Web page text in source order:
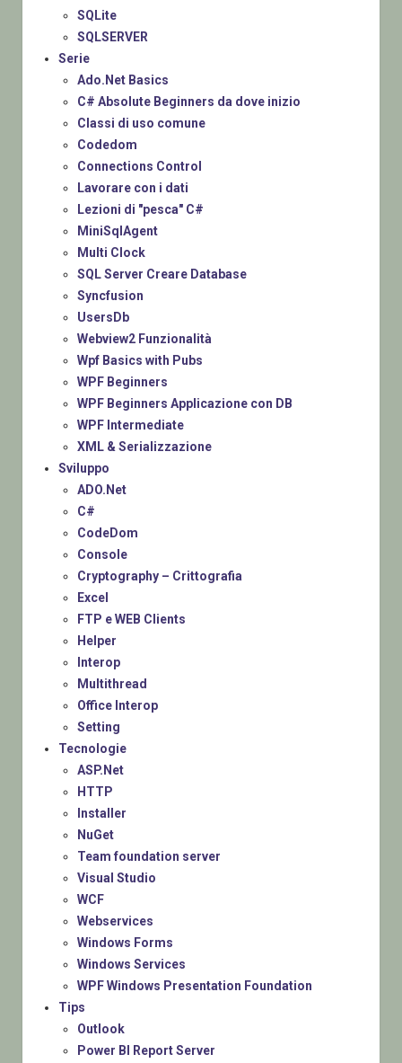
SQLite
SQLSERVER
Serie
Ado.Net Basics
C# Absolute Beginners da dove inizio
Classi di uso comune
Codedom
Connections Control
Lavorare con i dati
Lezioni di "pesca" C#
MiniSqlAgent
Multi Clock
SQL Server Creare Database
Syncfusion
UsersDb
Webview2 Funzionalità
Wpf Basics with Pubs
WPF Beginners
WPF Beginners Applicazione con DB
WPF Intermediate
XML & Serializzazione
Sviluppo
ADO.Net
C#
CodeDom
Console
Cryptography – Crittografia
Excel
FTP e WEB Clients
Helper
Interop
Multithread
Office Interop
Setting
Tecnologie
ASP.Net
HTTP
Installer
NuGet
Team foundation server
Visual Studio
WCF
Webservices
Windows Forms
Windows Services
WPF Windows Presentation Foundation
Tips
Outlook
Power BI Report Server